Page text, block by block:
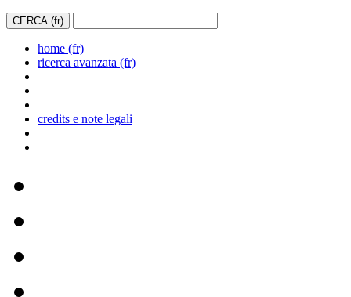
home (fr)
ricerca avanzata (fr)
credits e note legali